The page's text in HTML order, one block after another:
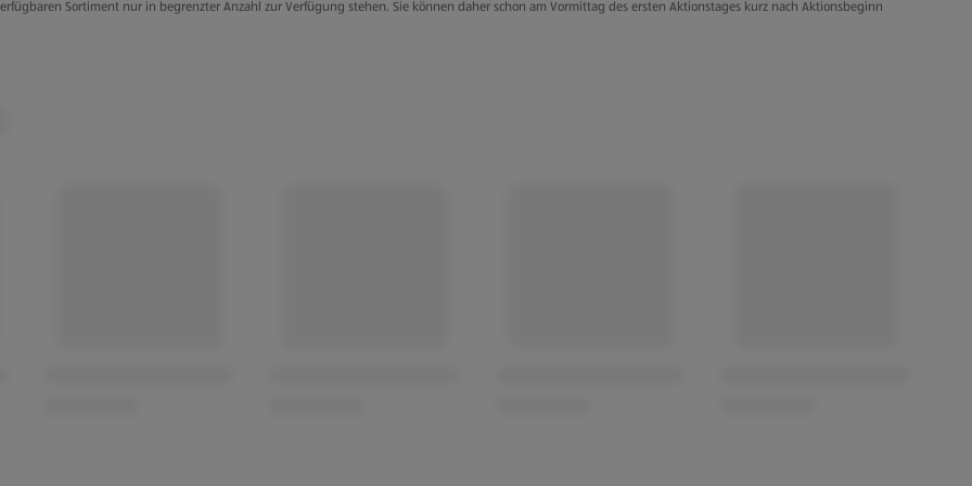
Sortiment nur in begrenzter Anzahl zur Verfügung stehen. Sie können daher schon am Vormittag des ersten Aktionstages kurz nach Aktionsbeginn